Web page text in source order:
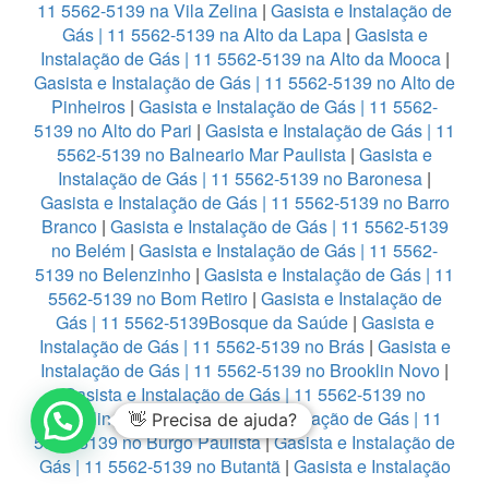
11 5562-5139 na Vila Zelina | Gasista e Instalação de
Gás | 11 5562-5139 na Alto da Lapa| Gasista e
Instalação de Gás | 11 5562-5139 na Alto da Mooca|
Gasista e Instalação de Gás | 11 5562-5139 no Alto de
Pinheiros | Gasista e Instalação de Gás | 11 5562-
5139 no Alto do Pari | Gasista e Instalação de Gás | 11
5562-5139 no Balneario Mar Paulista | Gasista e
Instalação de Gás | 11 5562-5139 no Baronesa |
Gasista e Instalação de Gás | 11 5562-5139 no Barro
Branco| Gasista e Instalação de Gás | 11 5562-5139
no Belém | Gasista e Instalação de Gás | 11 5562-
5139 no Belenzinho | Gasista e Instalação de Gás | 11
5562-5139 no Bom Retiro| Gasista e Instalação de
Gás | 11 5562-5139Bosque da Saúde| Gasista e
Instalação de Gás | 11 5562-5139 no Brás| Gasista e
Instalação de Gás | 11 5562-5139 no Brooklin Novo |
Gasista e Instalação de Gás | 11 5562-5139 no
Brooklin Paulista|Gasista e Instalação de Gás | 11
5562-5139 no Burgo Paulista|Gasista e Instalação de
Gás | 11 5562-5139 no Butantã| Gasista e Instalação
👋 Precisa de ajuda?